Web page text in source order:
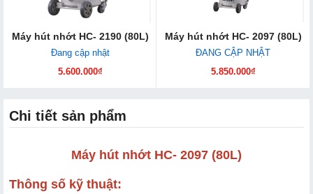
Máy hút nhớt HC- 2190 (80L)
Đang cập nhật
5.600.000₫
Máy hút nhớt HC- 2097 (80L)
ĐANG CẬP NHẬT
5.850.000₫
Chi tiết sản phẩm
Máy hút nhớt HC- 2097 (80L)
Thông số kỹ thuật: